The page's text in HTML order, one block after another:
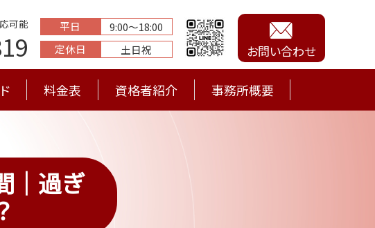
｜過ぎ
可能 平日
9:00～18:00
定休日
土日祝 お問い合わせ
料金表 資格者紹介 事務所概要